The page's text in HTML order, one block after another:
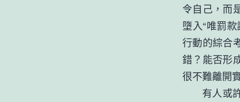
令自己，而
墮入“唯罰
行動的綜合
錯？能否形
很不難離開
有人或